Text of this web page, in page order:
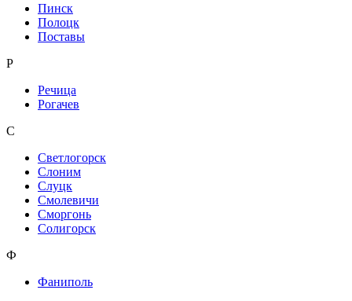
Пинск
Полоцк
Поставы
Р
Речица
Рогачев
С
Светлогорск
Слоним
Слуцк
Смолевичи
Сморгонь
Солигорск
Ф
Фаниполь